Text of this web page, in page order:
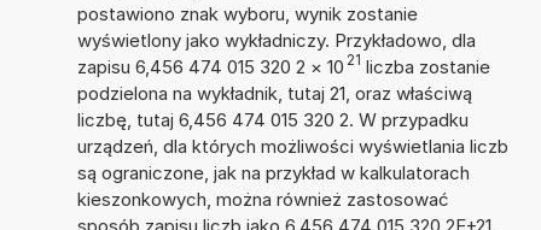
postawiono znak wyboru, wynik zostanie
wyświetlony jako wykładniczy. Przykładowo, dla
zapisu 6,456 474 015 320 2 × 10 21 liczba zostanie
podzielona na wykładnik, tutaj 21, oraz właściwą
liczbę, tutaj 6,456 474 015 320 2. W przypadku
urządzeń, dla których możliwości wyświetlania liczb
są ograniczone, jak na przykład w kalkulatorach
kieszonkowych, można również zastosować
sposób zapisu liczb jako 6,456 474 015 320 2E+21.